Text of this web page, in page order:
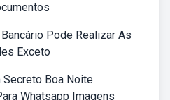
Pode Realizar As
Exceto
Boa Noite
Whatsapp Imagens